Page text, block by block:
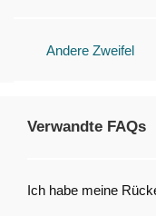
Andere Zweifel
Verwandte FAQs
Ich habe meine